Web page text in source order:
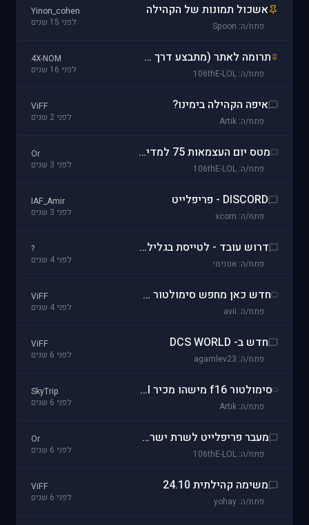
אשכול תמונות של הקהילה
פתח/ה: Spoon
Yinon_cohen
לפני 15 שנים
תרומה לאתר (מתבצע דרך העברה בנקאית)
פתח/ה: 106thE-LOL
4X-NOM
לפני 16 שנים
איפה הקהילה בימינו?
פתח/ה: Artik
ViFF
לפני 2 שנים
מטס יום העצמאות 75 למדינת ישראל
פתח/ה: 106thE-LOL
Or
לפני 3 שנים
DISCORD - פריפלייט
פתח/ה: xcom
IAF_Amir
לפני 3 שנים
דרוש עובד - לטייסת בגלילות!
פתח/ה: אנונימי
?
לפני 4 שנים
חדש כאן מחפש סימולטור טיסה מלחמה
פתח/ה: avii
ViFF
לפני 4 שנים
חדש ב- DCS WORLD
פתח/ה: agamlev23
ViFF
לפני 6 שנים
סימולטור f16 מישהו מכיר http://www.pilots.co.il/
פתח/ה: Artik
SkyTrip
לפני 6 שנים
מעבר פריפלייט לשרת ישראלי
פתח/ה: 106thE-LOL
Or
לפני 6 שנים
משימה קהילתית 24.10
פתח/ה: yohay
ViFF
לפני 6 שנים